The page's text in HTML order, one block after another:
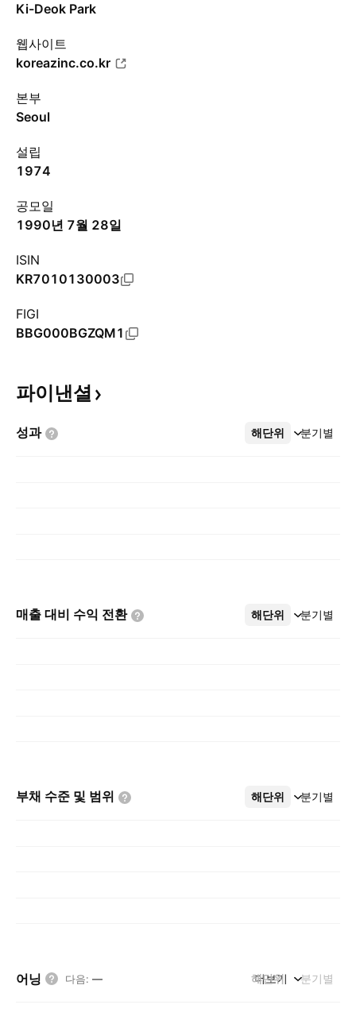
Ki-Deok Park
웹사이트
koreazinc.co.kr
본부
Seoul
설립
1974
공모일
1990년 7월 28일
ISIN
KR7010130003
FIGI
BBG000BGZQM1
파이낸셜
성과 해단위 분기별
더보기
매출 대비 수익 전환 해단위 분기별
더보기
부채 수준 및 범위 해단위 분기별
더보기
어닝 다음: — 해단위 분기별
더보기